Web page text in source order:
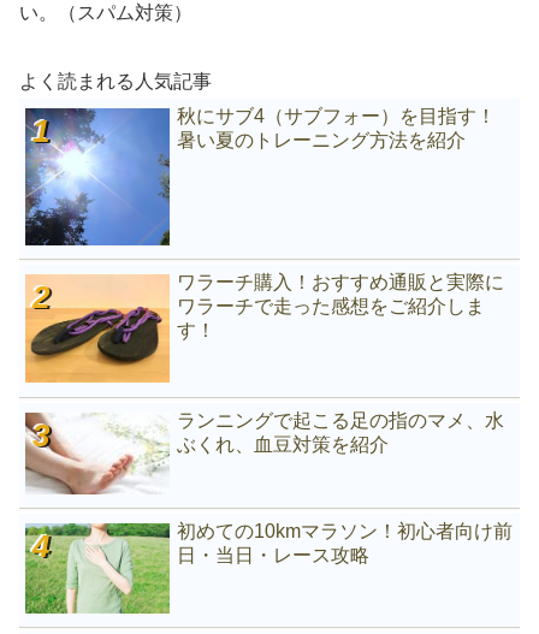
い。（スパム対策）
よく読まれる人気記事
秋にサブ4（サブフォー）を目指す！
暑い夏のトレーニング方法を紹介
ワラーチ購入！おすすめ通販と実際に
ワラーチで走った感想をご紹介しま
す！
ランニングで起こる足の指のマメ、水
ぶくれ、血豆対策を紹介
初めての10kmマラソン！初心者向け前
日・当日・レース攻略